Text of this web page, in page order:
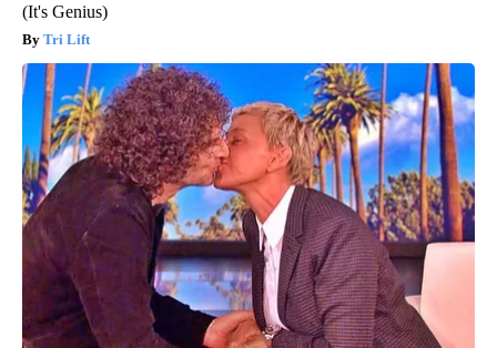
(It's Genius)
Tri Lift